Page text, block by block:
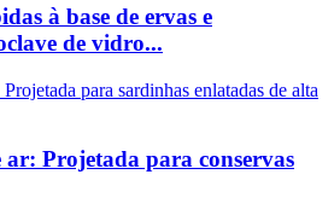
à base de ervas e
de vidro...
Projetada para conservas